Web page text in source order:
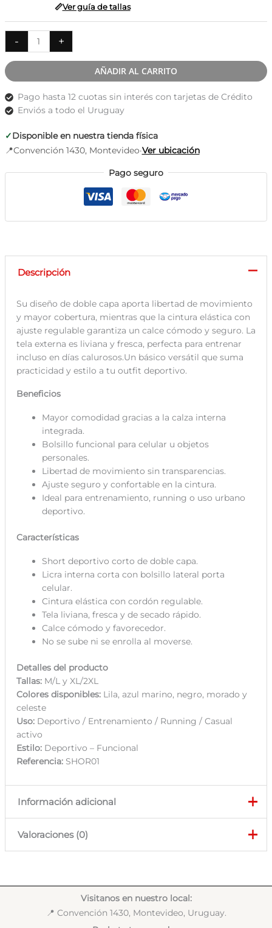
Ver guía de tallas
-
deportivo
corto
con
interna
y
bolsillo
cantidad
+
AÑADIR AL CARRITO
Pago hasta 12 cuotas sin interés con tarjetas de Crédito
Enviós a todo el Uruguay
✓Disponible en nuestra tienda física
📍Convención 1430, Montevideo·Ver ubicación
Pago seguro
Descripción
Su diseño de doble capa aporta libertad de movimiento
y mayor cobertura, mientras que la cintura elástica con
ajuste regulable garantiza un calce cómodo y seguro. La
tela externa es liviana y fresca, perfecta para entrenar
incluso en días calurosos.Un básico versátil que suma
practicidad y estilo a tu outfit deportivo.
Beneficios
Mayor comodidad gracias a la calza interna
integrada.
Bolsillo funcional para celular u objetos
personales.
Libertad de movimiento sin transparencias.
Ajuste seguro y confortable en la cintura.
Ideal para entrenamiento, running o uso urbano
deportivo.
Características
Short deportivo corto de doble capa.
Licra interna corta con bolsillo lateral porta
celular.
Cintura elástica con cordón regulable.
Tela liviana, fresca y de secado rápido.
Calce cómodo y favorecedor.
No se sube ni se enrolla al moverse.
Detalles del producto
Tallas:M/L y XL/2XL
Colores disponibles:Lila, azul marino, negro, morado y
celeste
Uso:Deportivo / Entrenamiento / Running / Casual
activo
Estilo:Deportivo – Funcional
Referencia:SHOR01
Información adicional
Celeste
Valoraciones (0)
Solo los usuarios registrados que hayan comprado este
producto pueden hacer una valoración.
Visitanos en nuestro local:
📍 Convención 1430, Montevideo, Uruguay.